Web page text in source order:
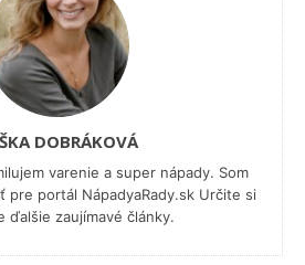
DOBRÁKOVÁ
varenie a super nápady. Som
pre portál NápadyaRady.sk Určite si
ďalšie zaujímavé články.